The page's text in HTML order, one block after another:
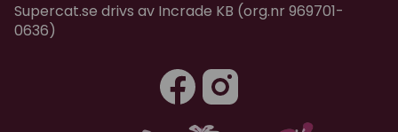
Supercat.se drivs av Incrade KB (org.nr 969701-
0636)